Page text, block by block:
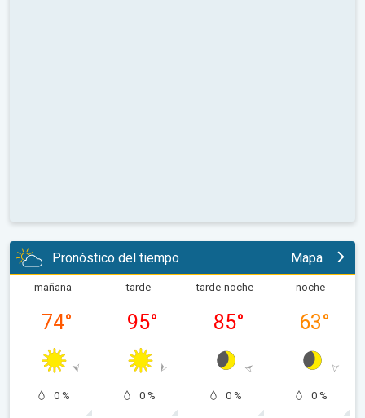
Pronóstico del tiempo Mapa
mañana
74°
0 %
tarde
95°
0 %
tarde-noche
85°
0 %
noche
63°
0 %